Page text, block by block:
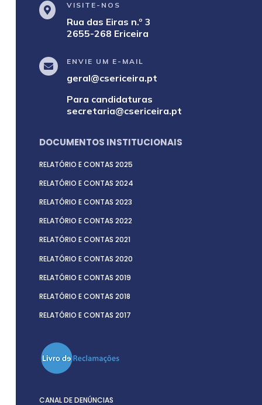

VISITE-NOS
Rua das Eiras n.º 3
2655-268 Ericeira

ENVIE UM E-MAIL
geral@csericeira.pt
Para candidaturas
secretaria@csericeira.pt
DOCUMENTOS INSTITUCIONAIS
RELATÓRIO E CONTAS 2025
RELATÓRIO E CONTAS 2024
RELATÓRIO E CONTAS 2023
RELATÓRIO E CONTAS 2022
RELATÓRIO E CONTAS 2021
RELATÓRIO E CONTAS 2020
RELATÓRIO E CONTAS 2019
RELATÓRIO E CONTAS 2018
RELATÓRIO E CONTAS 2017
CANAL DE DENÚNCIAS